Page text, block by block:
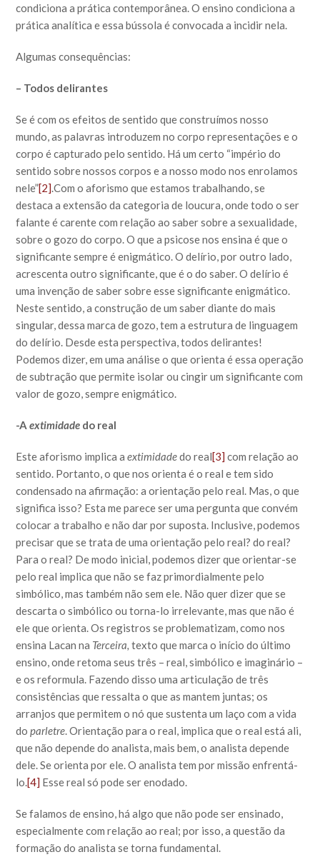
condiciona a prática contemporânea. O ensino condiciona a
prática analítica e essa bússola é convocada a incidir nela.
Algumas consequências:
– Todos delirantes
Se é com os efeitos de sentido que construímos nosso
mundo, as palavras introduzem no corpo representações e o
corpo é capturado pelo sentido. Há um certo “império do
sentido sobre nossos corpos e a nosso modo nos enrolamos
nele”[2].Com o aforismo que estamos trabalhando, se
destaca a extensão da categoria de loucura, onde todo o ser
falante é carente com relação ao saber sobre a sexualidade,
sobre o gozo do corpo. O que a psicose nos ensina é que o
significante sempre é enigmático. O delírio, por outro lado,
acrescenta outro significante, que é o do saber. O delírio é
uma invenção de saber sobre esse significante enigmático.
Neste sentido, a construção de um saber diante do mais
singular, dessa marca de gozo, tem a estrutura de linguagem
do delírio. Desde esta perspectiva, todos delirantes!
Podemos dizer, em uma análise o que orienta é essa operação
de subtração que permite isolar ou cingir um significante com
valor de gozo, sempre enigmático.
-Aextimidade do real
Este aforismo implica aextimidadedo real[3] com relação ao
sentido. Portanto, o que nos orienta é o real e tem sido
condensado na afirmação: a orientação pelo real. Mas, o que
significa isso? Esta me parece ser uma pergunta que convém
colocar a trabalho e não dar por suposta. Inclusive, podemos
precisar que se trata de uma orientação pelo real? do real?
Para o real? De modo inicial, podemos dizer que orientar-se
pelo real implica que não se faz primordialmente pelo
simbólico, mas também não sem ele. Não quer dizer que se
descarta o simbólico ou torna-lo irrelevante, mas que não é
ele que orienta. Os registros se problematizam, como nos
ensina Lacan na Terceira,texto que marca o início do último
ensino, onde retoma seus três – real, simbólico e imaginário –
e os reformula. Fazendo disso uma articulação de três
consistências que ressalta o que as mantem juntas; os
arranjos que permitem o nó que sustenta um laço com a vida
doparletre. Orientação para o real, implica que o real está ali,
que não depende do analista, mais bem, o analista depende
dele. Se orienta por ele. O analista tem por missão enfrentá-
lo.[4] Esse real só pode ser enodado.
Se falamos de ensino, há algo que não pode ser ensinado,
especialmente com relação ao real; por isso, a questão da
formação do analista se torna fundamental.